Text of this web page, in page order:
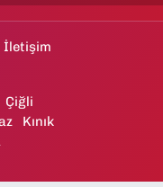
İletişim
Çiğli
Kınık